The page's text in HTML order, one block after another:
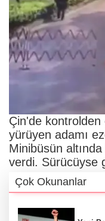
Çin'de kontrolden
yürüyen adamı
Minibüsün
verdi. Sürücüyse
Çok Okunanlar